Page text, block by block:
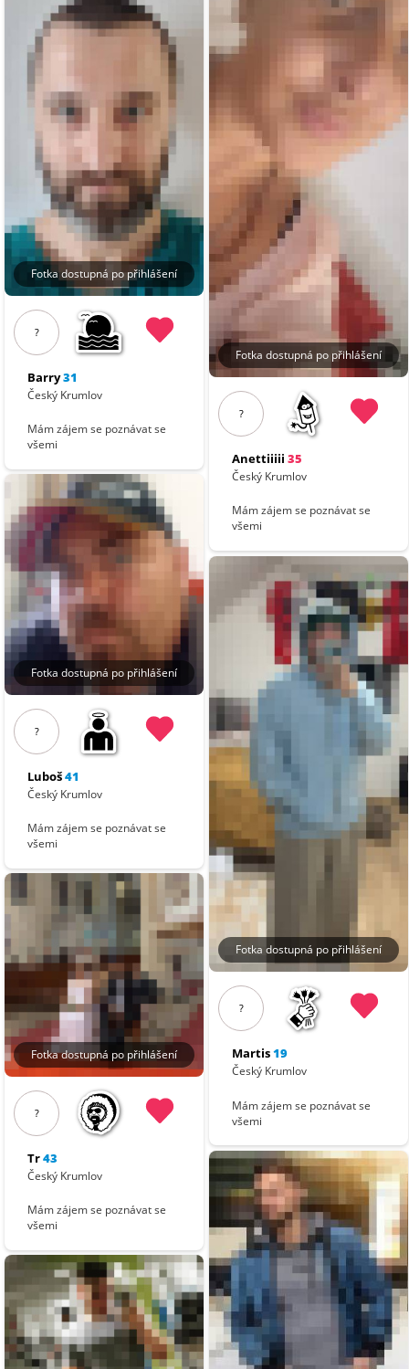
Fotka dostupná po přihlášení
?
Barry31
Český Krumlov
Mám zájem se poznávat se
všemi
Fotka dostupná po přihlášení
?
Luboš41
Český Krumlov
Mám zájem se poznávat se
všemi
Fotka dostupná po přihlášení
?
Tr43
Český Krumlov
Mám zájem se poznávat se
všemi
Fotka dostupná po přihlášení
?
Anettiiiii 35
Český Krumlov
Mám zájem se poznávat se
všemi
Fotka dostupná po přihlášení
?
Martis19
Český Krumlov
Mám zájem se poznávat se
všemi